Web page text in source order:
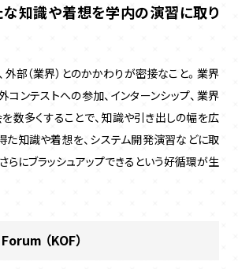
知識や着想を学内の演習に取り
部（業界）とのかかわりが密接なこと。業界
コンテストへの参加、インターンシップ、業界
数多くすることで、知識や引き出しの幅を広
た知識や着想を、システム開発演習などに取
らにブラッシュアップできるという好循環が生
（KOF）